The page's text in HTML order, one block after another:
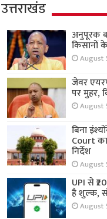
उत्तराखंड
अनुपूरक
किसानों
August
जेवर
पर मुहर,
August
बिना
Court
निर्देश
August
UPI से
है शुल्क,
August